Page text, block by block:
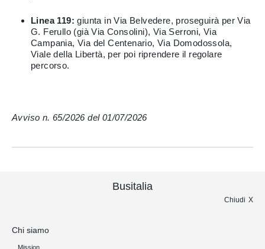
Linea 119: giunta in Via Belvedere, proseguirà per Via
G. Ferullo (già Via Consolini), Via Serroni, Via
Campania, Via del Centenario, Via Domodossola,
Viale della Libertà, per poi riprendere il regolare
percorso.
Avviso n. 65/2026 del 01/07/2026
Busitalia
Chiudi
Chi siamo
Mission